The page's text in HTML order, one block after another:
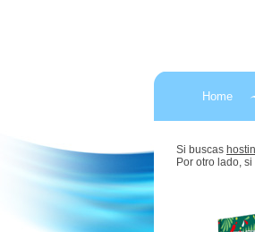
Home
Si buscas
Por otro lado,